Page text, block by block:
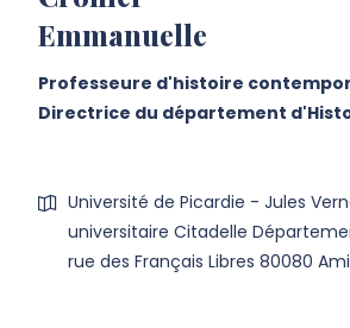
Emmanuelle
Professeure d'histoire
Directrice du département
Université de Picardie - Jules
universitaire Citadelle
rue des Français Libres 80080